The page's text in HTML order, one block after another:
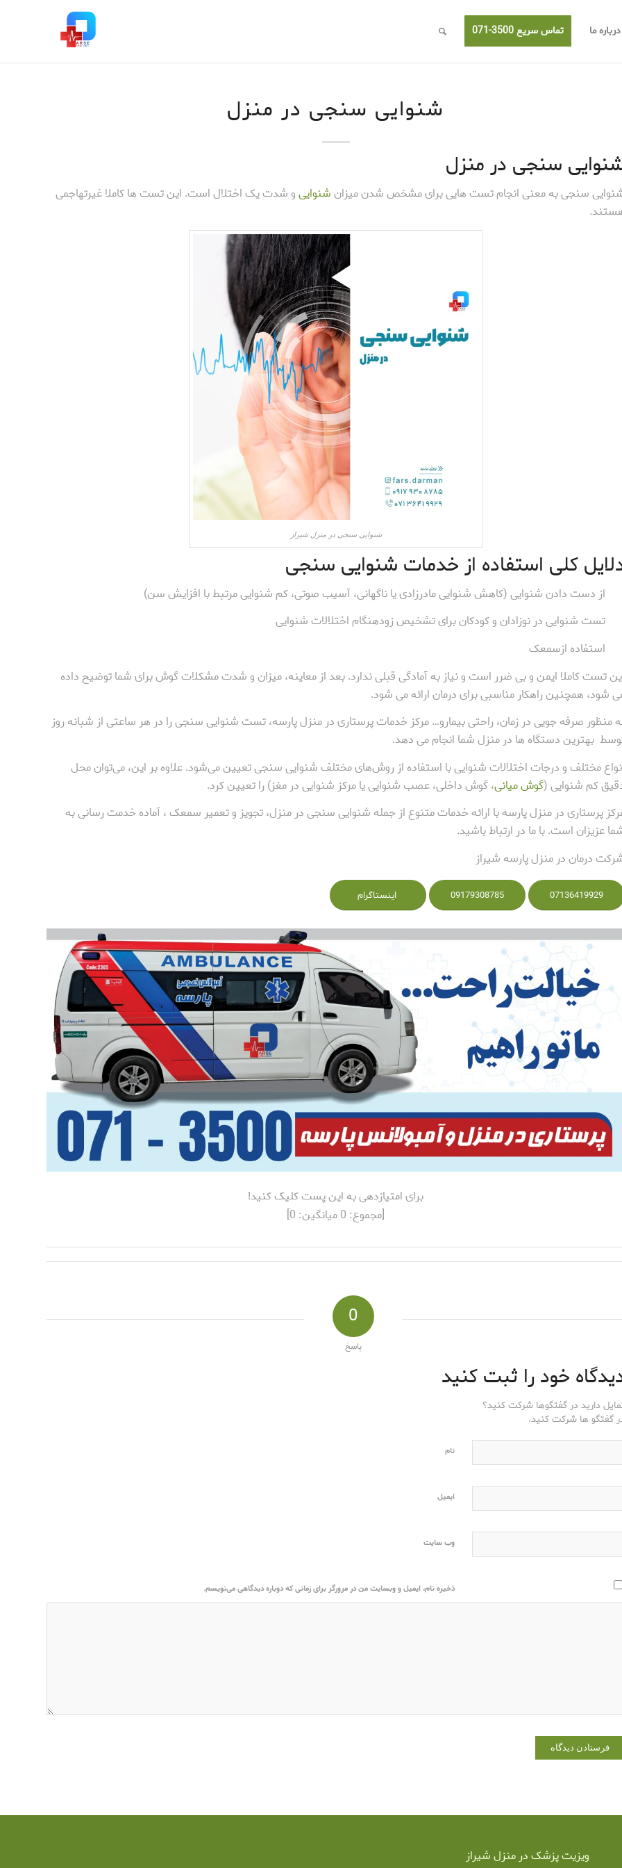
درباره ما تماس سریع 3500-071
شنوایی سنجی در منزل
سنجی در منزل
سنجی به معنی انجام تست هایی برای مشخص شدن میزانشنواییو شدت یک اختلال است. این تست ها کاملا غیرتهاجمی
شنوایی سنجی در منزل شیراز
کلی استفاده از خدمات شنوایی سنجی
از دست دادن شنوایی (کاهش شنوایی مادرزادی یا ناگهانی، آسیب صوتی، کم شنوایی مرتبط با افزایش سن)
تست شنوایی در نوزادان و کودکان برای تشخیص زودهنگام اختلالات شنوایی
استفاده ازسمعک
تست کاملا ایمن و بی ضرر است و نیاز به آمادگی قبلی ندارد. بعد از معاینه، میزان و شدت مشکلات گوش برای شما توضیح داده
شود، همچنین راهکار مناسبی برای درمان ارائه می شود.
منظور صرفه جویی در زمان، راحتی بیمارو… مرکز خدمات پرستاری در منزل پارسه، تست شنوایی سنجی را در هر ساعتی از شبانه روز
بهترین دستگاه ها در منزل شما انجام می دهد.
مختلف و درجات اختلالات شنوایی با استفاده از روش‌های مختلف شنوایی سنجی تعیین می‌شود. علاوه بر این، می‌توان محل
کم شنوایی (گوش میانی، گوش داخلی، عصب شنوایی یا مرکز شنوایی در مغز) را تعیین کرد.
پرستاری در منزل پارسه با ارائه خدمات متنوع از جمله شنوایی سنجی در منزل، تجویز و تعمیر سمعک ، آماده خدمت رسانی به
عزیزان است. با ما در ارتباط باشید.
درمان در منزل پارسه شیراز
07136419929
09179308785 اینستاگرام
برای امتیازدهی به این پست کلیک کنید!
[مجموع: 0میانگین: 0
]
0
پاسخ
خود را ثبت کنید
دارید در گفتگوها شرکت کنید؟
گفتگو ها شرکت کنید.
نام
ایمیل
وب‌ سایت
ذخیره نام، ایمیل و وبسایت من در مرورگر برای زمانی که دوباره دیدگاهی می‌نویسم.
ویزیت پزشک در منزل شیراز